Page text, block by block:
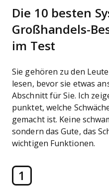
Die 10 besten
Großhandels-
im Test
Sie gehören zu den
lesen, bevor sie etwas
Abschnitt für Sie. Ich
punktet, welche
gemacht ist. Keine
sondern das Gute, das
wichtigen Funktionen.
1